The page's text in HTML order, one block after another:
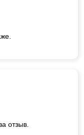
отзыв.